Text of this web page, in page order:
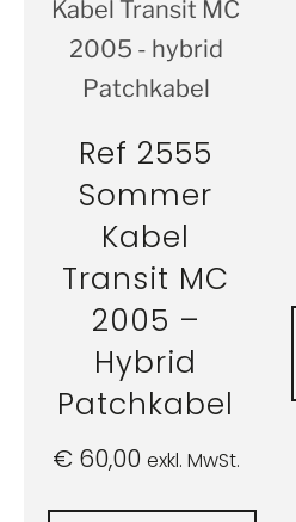
Ref 2555
Sommer
Kabel
Transit MC
2005 –
Hybrid
Patchkabel
€60,00 exkl. MwSt.